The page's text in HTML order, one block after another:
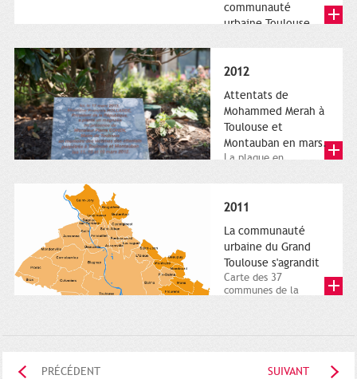
communauté
urbaine Toulouse
Métropole,
représentant l'anneau
de Moëbius.
2012
Attentats de
Mohammed Merah à
Toulouse et
Montauban en mars.
La plaque en
Charles-de-Gaulle.
2011
La communauté
urbaine du Grand
Toulouse s'agrandit
Carte des 37
communes de la
PRÉCÉDENT SUIVANT